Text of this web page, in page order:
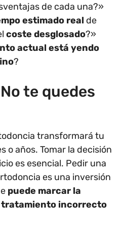
de cada una?»
estimado real de
coste desglosado?»
actual está yendo
?
te quedes
transformará tu
o años. Tomar la decisión
es esencial. Pedir una
es una inversión
puede marcar la
incorrecto